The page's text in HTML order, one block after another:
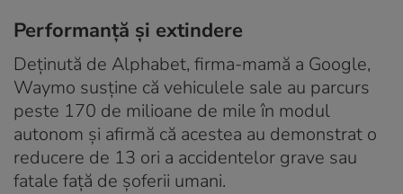
Performanță și extindere
Deținută de Alphabet, firma-mamă a Google,
Waymo susține că vehiculele sale au parcurs
peste 170 de milioane de mile în modul
autonom și afirmă că acestea au demonstrat o
reducere de 13 ori a accidentelor grave sau
fatale față de șoferii umani.